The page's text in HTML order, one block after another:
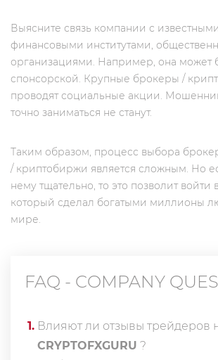
Выясните связь компании с
финансовыми институтами,
организациями. Например, она может
спонсорской. Крупные брокеры /
проводят социальные акции.
точно заниматься не станут.
Таким образом, процесс выбора
/ криптобиржи является сложным. Но
нему тщательно, то это позволит войти
который сделал богатыми миллионы
мире.
FAQ - COMPANY
1. Влияют ли отзывы трейдеров
CRYPTOFXGURU ?